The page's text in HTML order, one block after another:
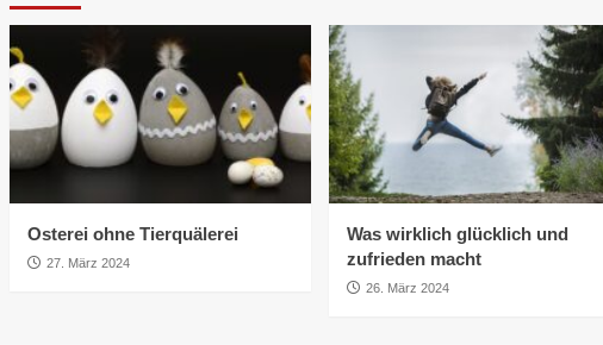
Osterei ohne Tierquälerei
27. März 2024
Was wirklich glücklich und
zufrieden macht
26. März 2024